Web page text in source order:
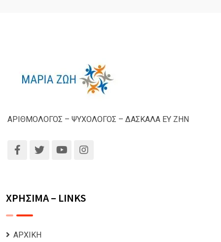
ΑΡΙΘΜΟΛΟΓΟΣ – ΨΥΧΟΛΟΓΟΣ – ΔΑΣΚΑΛΑ ΕΥ ΖΗΝ
ΧΡΗΣΙΜΑ – LINKS
ΑΡΧΙΚΗ